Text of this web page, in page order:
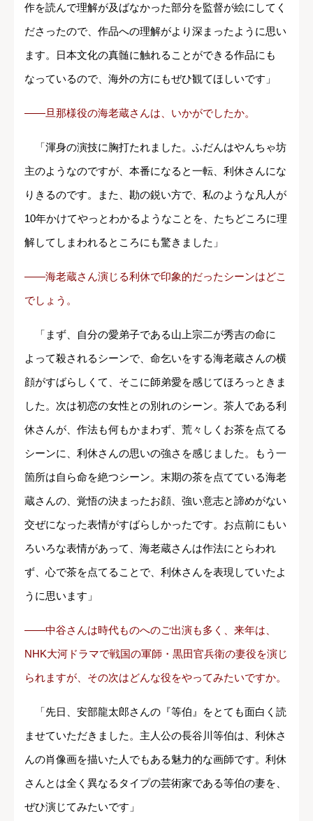
作を読んで理解が及ばなかった部分を監督が絵にしてく
ださったので、作品への理解がより深まったように思い
ます。日本文化の真髄に触れることができる作品にも
なっているので、海外の方にもぜひ観てほしいです」
――旦那様役の海老蔵さんは、いかがでしたか。
「渾身の演技に胸打たれました。ふだんはやんちゃ坊
主のようなのですが、本番になると一転、利休さんにな
りきるのです。また、勘の鋭い方で、私のような凡人が
10年かけてやっとわかるようなことを、たちどころに理
解してしまわれるところにも驚きました」
――海老蔵さん演じる利休で印象的だったシーンはどこ
でしょう。
「まず、自分の愛弟子である山上宗二が秀吉の命に
よって殺されるシーンで、命乞いをする海老蔵さんの横
顔がすばらしくて、そこに師弟愛を感じてほろっときま
した。次は初恋の女性との別れのシーン。茶人である利
休さんが、作法も何もかまわず、荒々しくお茶を点てる
シーンに、利休さんの思いの強さを感じました。もう一
箇所は自ら命を絶つシーン。末期の茶を点てている海老
蔵さんの、覚悟の決まったお顔、強い意志と諦めがない
交ぜになった表情がすばらしかったです。お点前にもい
ろいろな表情があって、海老蔵さんは作法にとらわれ
ず、心で茶を点てることで、利休さんを表現していたよ
うに思います」
――中谷さんは時代ものへのご出演も多く、来年は、
NHK大河ドラマで戦国の軍師・黒田官兵衛の妻役を演じ
られますが、その次はどんな役をやってみたいですか。
「先日、安部龍太郎さんの『等伯』をとても面白く読
ませていただき ました。主人公の長谷川等伯は、利休さ
んの肖像画を描いた人でもある魅力的な画師です。利休
さんとは全く異なるタイプの芸術家である等伯の妻を、
ぜひ演じてみたいです」